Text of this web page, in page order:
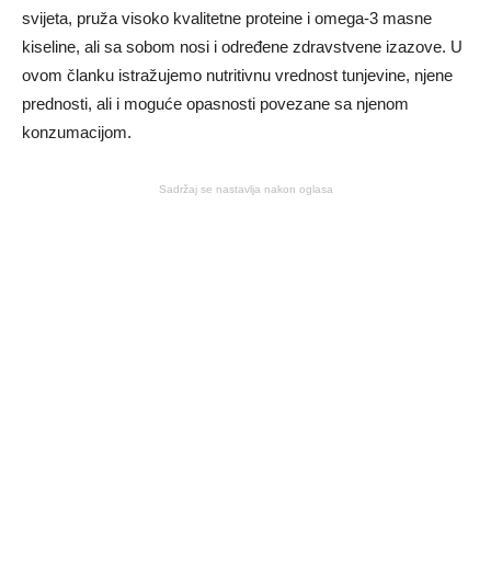
svijeta, pruža visoko kvalitetne proteine i omega-3 masne
kiseline, ali sa sobom nosi i određene zdravstvene izazove. U
ovom članku istražujemo nutritivnu vrednost tunjevine, njene
prednosti, ali i moguće opasnosti povezane sa njenom
konzumacijom.
Sadržaj se nastavlja nakon oglasa